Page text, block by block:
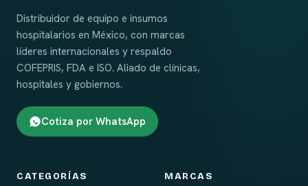
Distribuidor de equipo e insumos
hospitalarios en México, con marcas
líderes internacionales y respaldo
COFEPRIS, FDA e ISO. Aliado de clínicas,
hospitales y gobiernos.
Cotiza por WhatsApp
CATEGORÍAS MARCAS